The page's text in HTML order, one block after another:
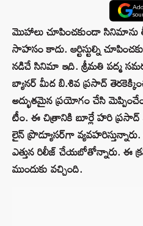
మొహాలు చూపించకుండా
సాహసం కాదు. ఆర్టిస్టుల్ని
నడిచే సినిమా ఇది. శ్రీమతి పద్మ
బ్యానర్ మీద బి.శివ ప్రసాద్
అద్భుతమైన ప్రయోగం చేసి
టీం. ఈ చిత్రానికి బూర్లే హరి ప్రసాద్
లైన్ ప్రొడ్యూసర్‌గా
ఎత్తున రిలీజ్ చేయబోతోన్నారు.
ముందుకు వచ్చింది.